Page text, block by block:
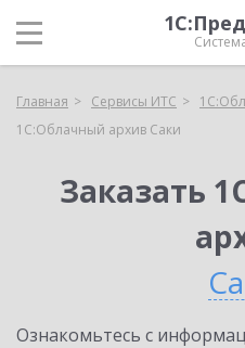
Главная Сервисы ИТС
1С:Облачный архив Саки
Заказать
Ознакомьтесь с